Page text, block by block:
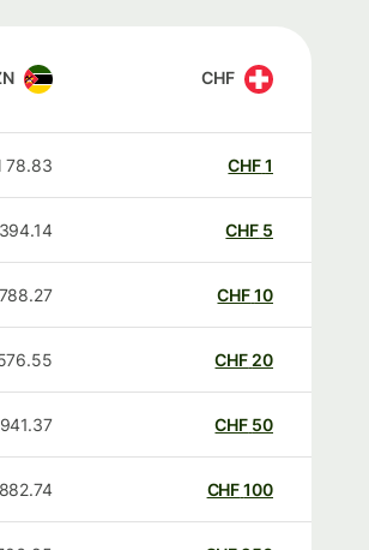
CHF
CHF
78.83
CHF
394.14
CHF
788.27
20
CHF
1,576.55
50
CHF
3,941.37
100
CHF
7,882.74